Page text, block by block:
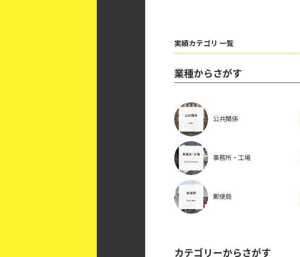
実績カテゴリ 一覧
業種からさがす
公共関係
事務所・工場
郵便局
カテゴリーからさがす